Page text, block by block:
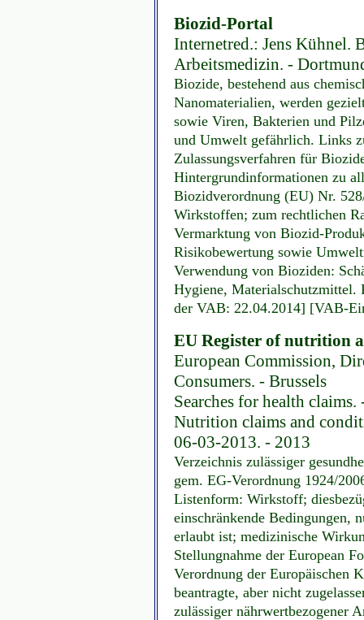
Biozid-Portal
Internetred.: Jens Kühnel.
Arbeitsmedizin. -
Biozide, bestehend aus
Nanomaterialien, werden
sowie Viren, Bakterien und
und Umwelt gefährlich. Links
Zulassungsverfahren für
Hintergrundinformationen zu
Biozidverordnung (EU) Nr.
Wirkstoffen; zum rechtlichen
Vermarktung von Biozid-
Risikobewertung sowie
Verwendung von Bioziden:
Hygiene, Materialschutzmittel.
der VAB: 22.04.2014] [VAB-
EU Register of nutrition
European Commission,
Consumers. - Brussels
Searches for health
Nutrition claims and
06-03-2013. - 2013
Verzeichnis zulässiger
gem. EG-Verordnung 1924/
Listenform: Wirkstoff;
einschränkende Bedingungen,
erlaubt ist; medizinische
Stellungnahme der European
Verordnung der Europäischen
beantragte, aber nicht
zulässiger nährwertbezogener